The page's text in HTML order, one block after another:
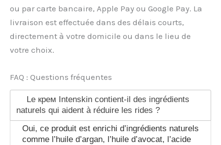
ou par carte bancaire, Apple Pay ou Google Pay. La
livraison est effectuée dans des délais courts,
directement à votre domicile ou dans le lieu de
votre choix.
FAQ : Questions fréquentes
Le крем Intenskin contient-il des ingrédients
naturels qui aident à réduire les rides ?
Oui, ce produit est enrichi d’ingrédients naturels
comme l’huile d’argan, l’huile d’avocat, l’acide